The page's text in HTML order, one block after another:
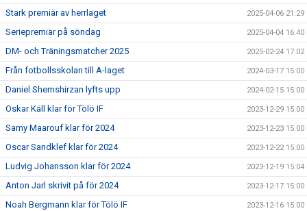
Stark premiär av herrlaget 2025-04-06 21:29
Seriepremiär på söndag 2025-04-04 16:40
DM- och Träningsmatcher 2025 2025-02-24 17:02
Från fotbollsskolan till A-laget 2024-03-17 15:00
Daniel Shemshirzan lyfts upp 2024-02-15 15:00
Oskar Käll klar för Tölö IF 2023-12-29 15:00
Samy Maarouf klar för 2024 2023-12-23 15:00
Oscar Sandklef klar för 2024 2023-12-22 15:00
Ludvig Johansson klar för 2024 2023-12-19 15:04
Anton Jarl skrivit på för 2024 2023-12-17 15:00
Noah Bergmann klar för Tölö IF 2023-12-16 15:00